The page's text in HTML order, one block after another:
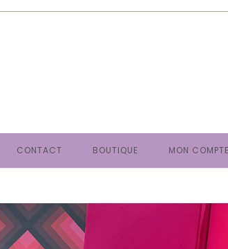
CONTACT BOUTIQUE MON COMPTE